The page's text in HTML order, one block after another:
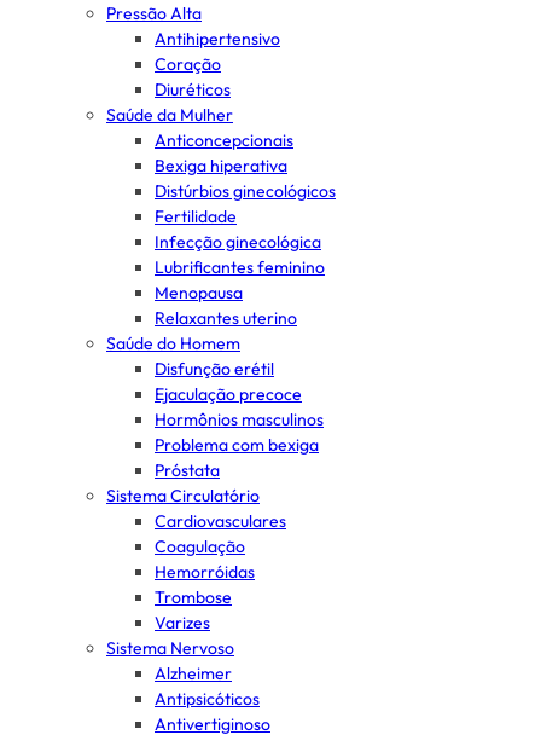
Pressão Alta
Antihipertensivo
Coração
Diuréticos
Saúde da Mulher
Anticoncepcionais
Bexiga hiperativa
Distúrbios ginecológicos
Fertilidade
Infecção ginecológica
Lubrificantes feminino
Menopausa
Relaxantes uterino
Saúde do Homem
Disfunção erétil
Ejaculação precoce
Hormônios masculinos
Problema com bexiga
Próstata
Sistema Circulatório
Cardiovasculares
Coagulação
Hemorróidas
Trombose
Varizes
Sistema Nervoso
Alzheimer
Antipsicóticos
Antivertiginoso